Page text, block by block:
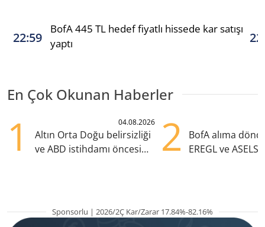
22:59
BofA 445 TL hedef fiyatlı hissede kar satışı
yaptı
En Çok Okunan Haberler
1 04.08.2026
Altın Orta Doğu belirsizliği
ve ABD istihdamı öncesi
2
BofA alıma
EREGL ve ASELS
Sponsorlu | 2026/2Ç Kar/Zarar 17.84%-82.16%